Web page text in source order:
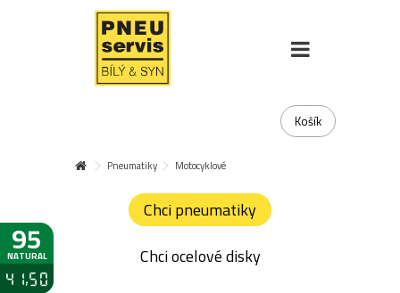
95
NATURAL
41,50
Košík
Pneumatiky Motocyklové
Chci pneumatiky
Chci ocelové disky